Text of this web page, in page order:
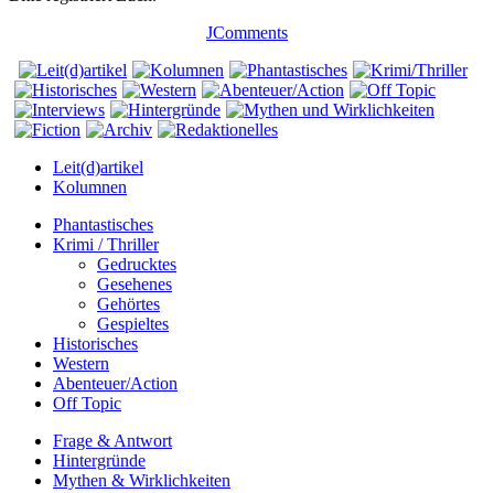
JComments
Leit(d)artikel
Kolumnen
Phantastisches
Krimi / Thriller
Gedrucktes
Gesehenes
Gehörtes
Gespieltes
Historisches
Western
Abenteuer/Action
Off Topic
Frage & Antwort
Hintergründe
Mythen & Wirklichkeiten